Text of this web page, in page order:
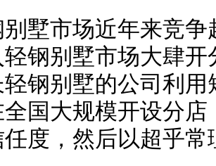
市场近年来竞争
钢别墅市场大肆
钢别墅的公司利
国大规模开设分
度，然后以超乎